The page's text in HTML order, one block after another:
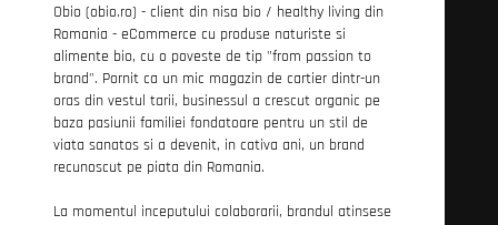
Obio (obio.ro) - client din nisa bio / healthy living din
Romania - eCommerce cu produse naturiste si
alimente bio, cu o poveste de tip "from passion to
brand". Pornit ca un mic magazin de cartier dintr-un
oras din vestul tarii, businessul a crescut organic pe
baza pasiunii familiei fondatoare pentru un stil de
viata sanatos si a devenit, in cativa ani, un brand
recunoscut pe piata din Romania.
La momentul inceputului colaborarii, brandul atinsese